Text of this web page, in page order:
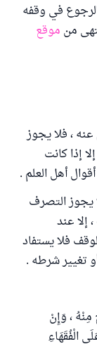
في وقفه
من موقع
، فلا يجوز
إذا كانت
أهل العلم .
يجوز التصرف
عند
فلا يستفاد
تغيير شرطه .
، وَإِنْ
الْفُقَهَاءِ